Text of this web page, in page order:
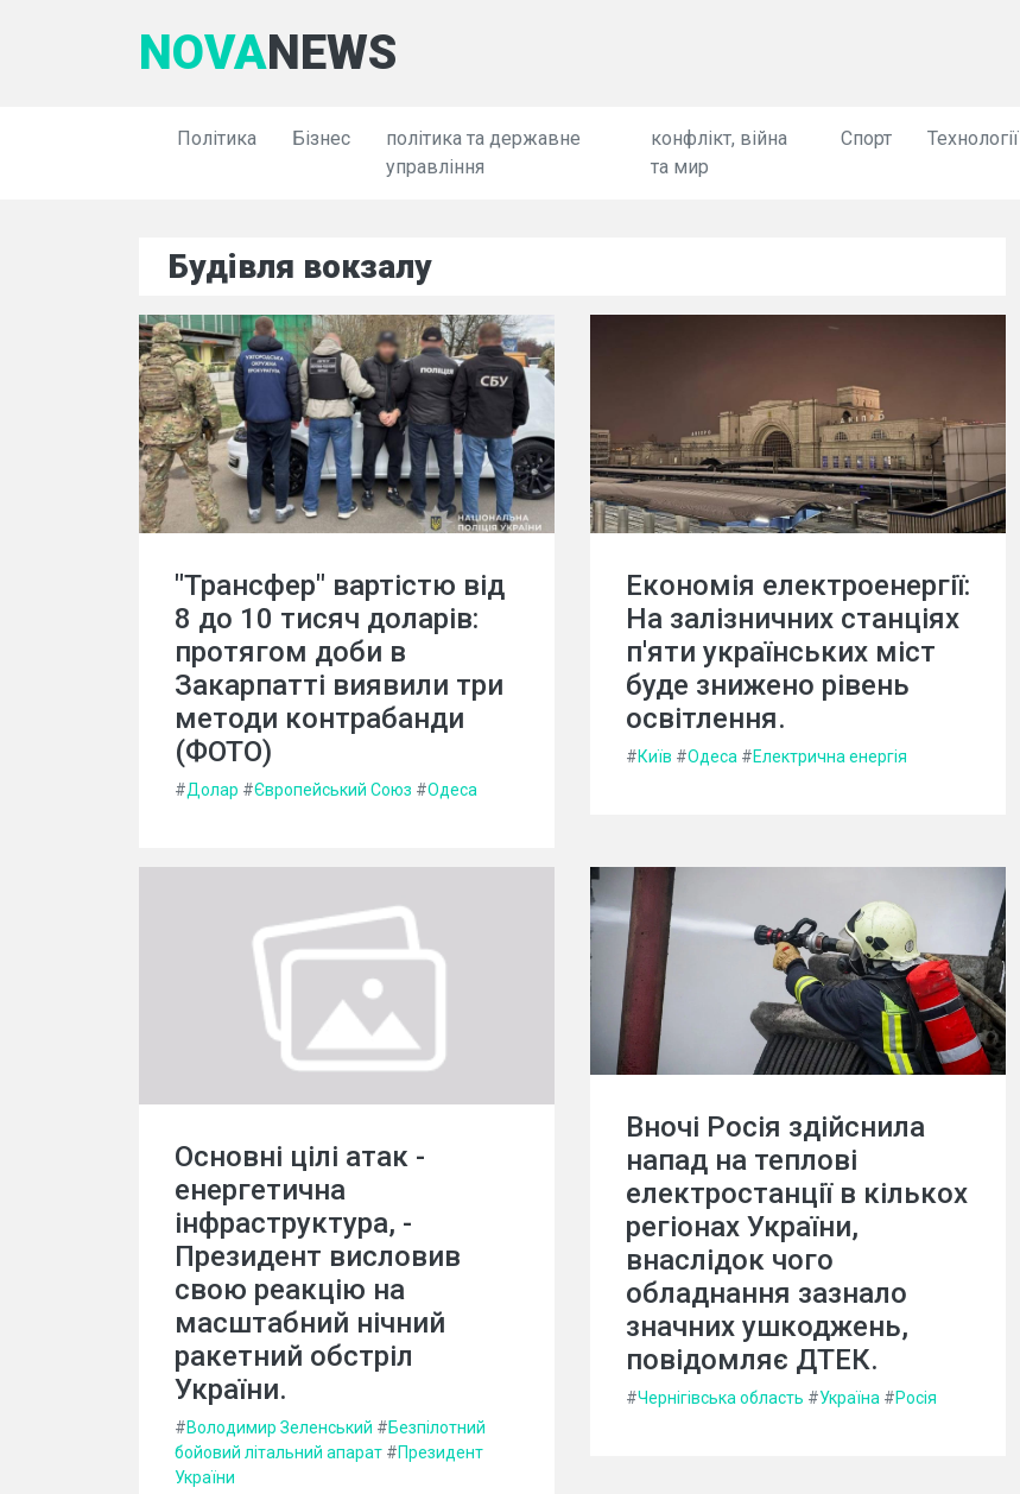
NOVANEWS
Політика Бізнес
політика та державне
управління
конфлікт, війна
та мир
Спорт Технології
Будівля вокзалу
"Трансфер" вартістю від
8 до 10 тисяч доларів:
протягом доби в
Закарпатті виявили три
методи контрабанди
(ФОТО)
#Долар #Європейський Союз #Одеса
Економія електроенергії:
На залізничних станціях
п'яти українських міст
буде знижено рівень
освітлення.
#Київ #Одеса #Електрична енергія
Основні цілі атак -
енергетична
інфраструктура, -
Президент висловив
свою реакцію на
масштабний нічний
ракетний обстріл
України.
#Володимир Зеленський #Безпілотний
бойовий літальний апарат #Президент
України
Вночі Росія здійснила
напад на теплові
електростанції в кількох
регіонах України,
внаслідок чого
обладнання зазнало
значних ушкоджень,
повідомляє ДТЕК.
#Чернігівська область #Україна #Росія